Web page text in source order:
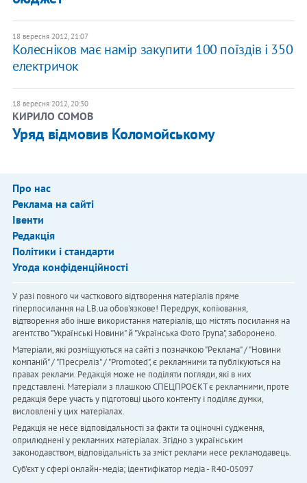
18 вересня 2012, 21:07
Колесніков має намір закупити 100 поїздів і 350
електричок
18 вересня 2012, 20:30
КИРИЛО СОМОВ
Уряд відмовив Коломойському
Про нас
Реклама на сайті
Івенти
Редакція
Політики і стандарти
Угода конфіденційності
У разі повного чи часткового відтворення матеріалів пряме
гіперпосилання на LB.ua обов'язкове! Передрук, копіювання,
відтворення або інше використання матеріалів, що містять посилання на
агентство "Українськi Новини" й "Українська Фото Група", заборонено.
Матеріали, які розміщуються на сайті з позначкою "Реклама" / "Новини
компаній" / "Пресреліз" / "Promoted", є рекламними та публікуються на
правах реклами. Редакція може не поділяти погляди, які в них
представлені. Матеріали з плашкою СПЕЦПРОЄКТ є рекламними, проте
редакція бере участь у підготовці цього контенту і поділяє думки,
висловлені у цих матеріалах.
Редакція не несе відповідальності за факти та оціночні судження,
оприлюднені у рекламних матеріалах. Згідно з українським
законодавством, відповідальність за зміст реклами несе рекламодавець.
Cуб'єкт у сфері онлайн-медіа; ідентифікатор медіа - R40-05097